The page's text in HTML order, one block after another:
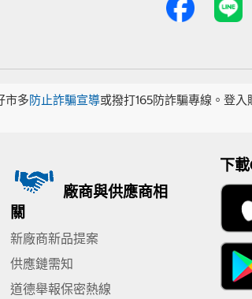
市多防止詐騙宣導或撥打165防詐騙專線。登入
廠商與供應商相
關
新廠商新品提案
供應鏈需知
道德舉報保密熱線
下